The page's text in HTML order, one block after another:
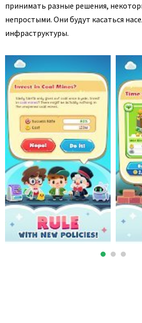
принимать разные решения,
непростыми. Они будут касаться
инфраструктуры.